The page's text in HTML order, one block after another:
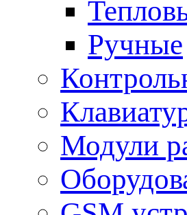
Ручные
Модули